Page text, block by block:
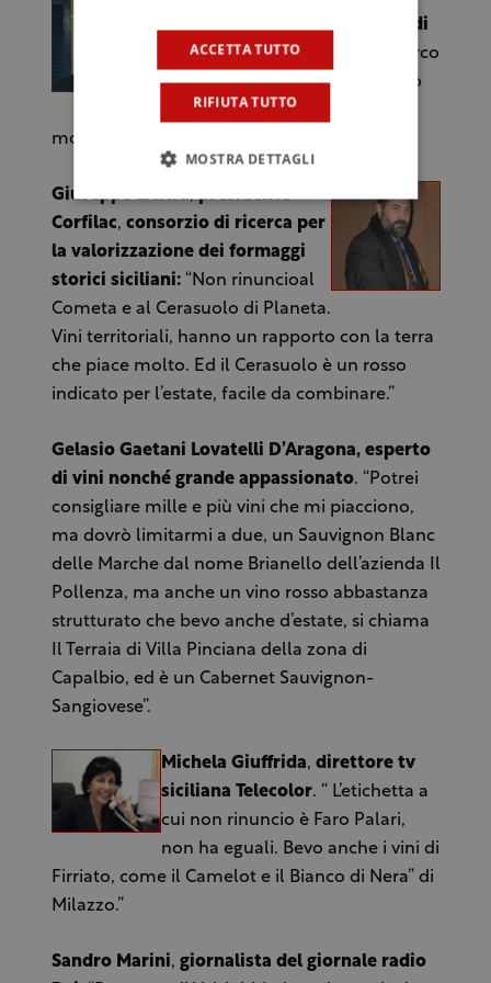
Ragusa e presidente Le Soste di
Ulisse.“Terre Nere rosato di Marco
de Grazia. Ottimo d’estate. Vino
unico nel panorama siciliano,
molto minerale”.
Giuseppe Licitra,presidente
Corfilac, consorzio di ricerca per
la valorizzazione dei formaggi
storici siciliani:“Non rinuncioal
Cometa e al Cerasuolo di Planeta.
Vini territoriali, hanno un rapporto con la terra
che piace molto. Ed il Cerasuolo è un rosso
indicato per l’estate, facile da combinare.”
Gelasio Gaetani Lovatelli D’Aragona, esperto
di vini nonché grande appassionato. “Potrei
consigliare mille e più vini che mi piacciono,
ma dovrò limitarmi a due, un Sauvignon Blanc
delle Marche dal nome Brianello dell’azienda Il
Pollenza, ma anche un vino rosso abbastanza
strutturato che bevo anche d’estate, si chiama
Il Terraia di Villa Pinciana della zona di
Capalbio, ed è un Cabernet Sauvignon-
Sangiovese”.
Michela Giuffrida, direttore tv
siciliana Telecolor. “ L’etichetta a
cui non rinuncio è Faro Palari,
non ha eguali. Bevo anche i vini di
Firriato, come il Camelot e il Bianco di Nera” di
Milazzo.”
Sandro Marini, giornalista del giornale radio
ACCETTA TUTTO
RIFIUTA TUTTO
MOSTRA DETTAGLI